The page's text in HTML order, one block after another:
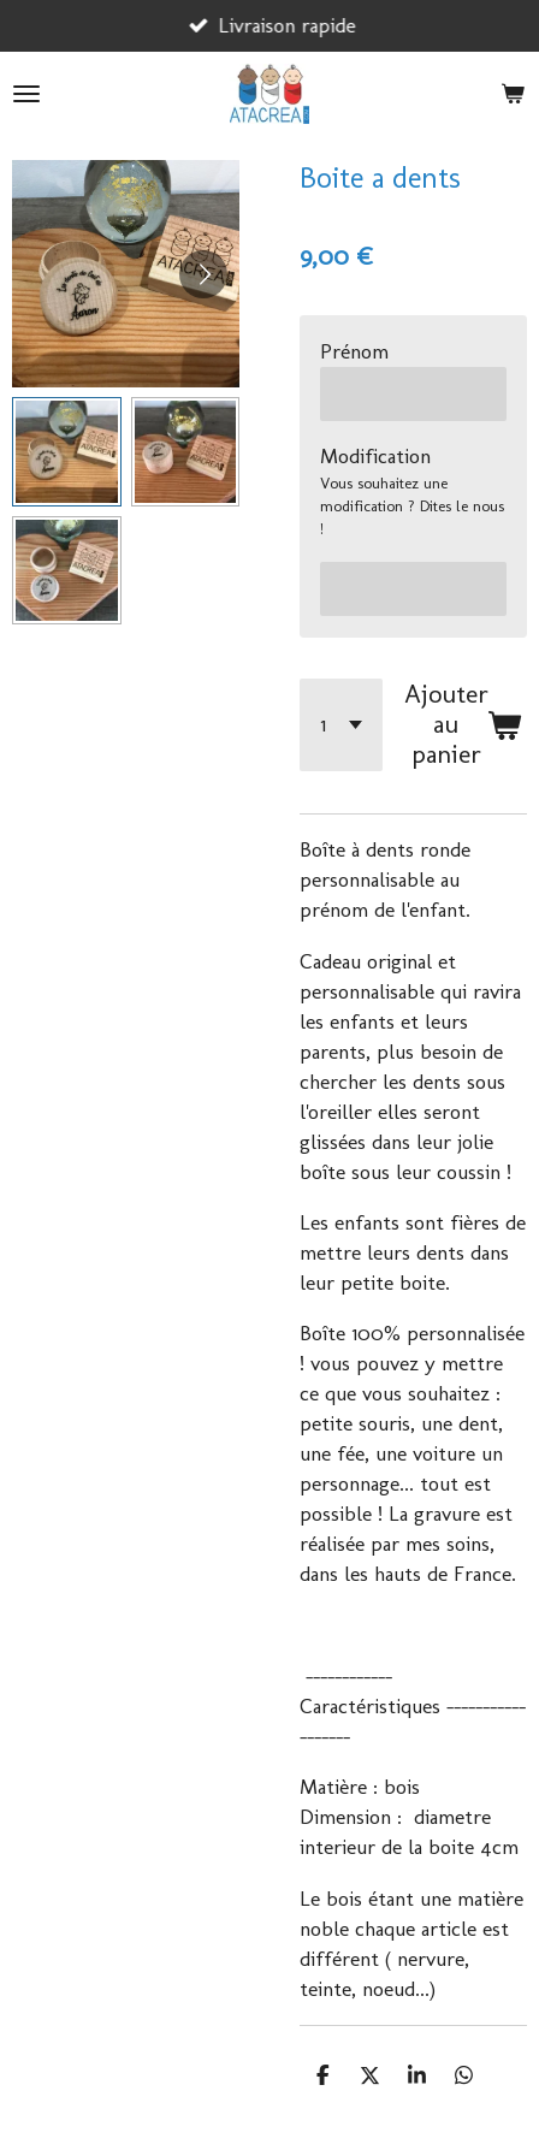
au
contenu
Livraison rapide
Boite a dents
9,00 €
Prénom
Modification
Vous souhaitez une
modification ? Dites le nous
!
Ajouter
au
panier
Boîte à dents ronde
personnalisable au
prénom de l'enfant.
Cadeau original et
personnalisable qui ravira
les enfants et leurs
parents, plus besoin de
chercher les dents sous
l'oreiller elles seront
glissées dans leur jolie
boîte sous leur coussin !
Les enfants sont fières de
mettre leurs dents dans
leur petite boite.
Boîte 100% personnalisée
! vous pouvez y mettre
ce que vous souhaitez :
petite souris, une dent,
une fée, une voiture un
personnage... tout est
possible ! La gravure est
réalisée par mes soins,
dans les hauts de France.
------------
Caractéristiques -----------
-------
Matière : bois
Dimension : diametre
interieur de la boite 4cm
Le bois étant une matière
noble chaque article est
différent ( nervure,
teinte, noeud...)
P
P
P
P